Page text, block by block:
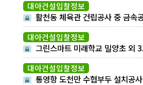
대아건설입찰정보
활천동 체육관 건립공사 중 금속
대아건설입찰정보
그린스마트 미래학교 밀양초 외
사
대아건설입찰정보
통영항 도천만 수협부두 설치공